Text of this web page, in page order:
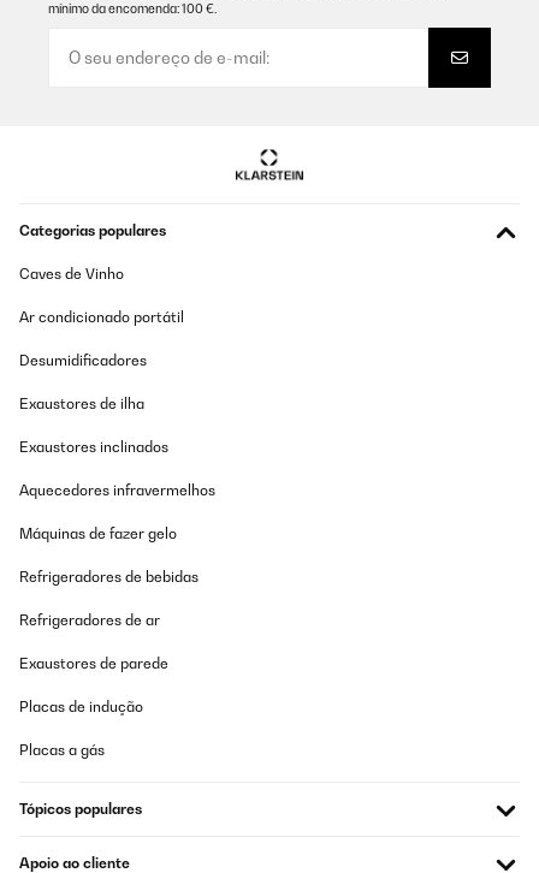
mínimo da encomenda: 100 €.
Categorias populares
Caves de Vinho
Ar condicionado portátil
Desumidificadores
Exaustores de ilha
Exaustores inclinados
Aquecedores infravermelhos
Máquinas de fazer gelo
Refrigeradores de bebidas
Refrigeradores de ar
Exaustores de parede
Placas de indução
Placas a gás
Tópicos populares
Apoio ao cliente